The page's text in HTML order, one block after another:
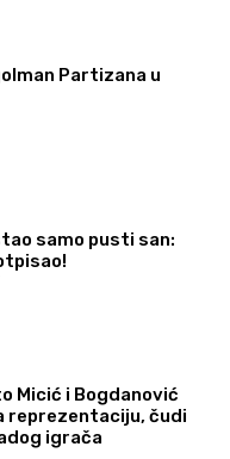
Partizana u
samo pusti san:
Micić i Bogdanović
reprezentaciju, čudi
igrača